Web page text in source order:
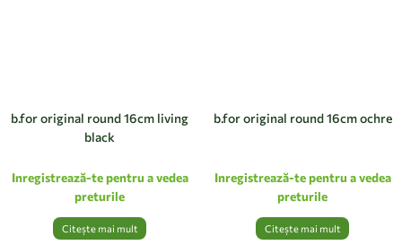
b.for original round 16cm living
black
Inregistrează-te pentru a vedea
preturile
Citește mai mult
b.for original round 16cm ochre
Inregistrează-te pentru a vedea
preturile
Citește mai mult